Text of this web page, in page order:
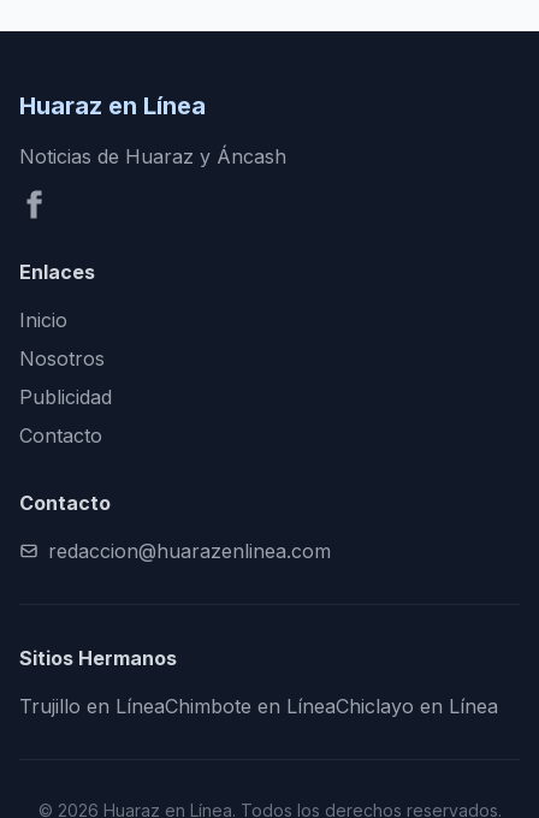
Huaraz en Línea
Noticias de Huaraz y Áncash
Enlaces
Inicio
Nosotros
Publicidad
Contacto
Contacto
redaccion@huarazenlinea.com
Sitios Hermanos
Trujillo en LíneaChimbote en LíneaChiclayo en Línea
© 2026 Huaraz en Línea. Todos los derechos reservados.